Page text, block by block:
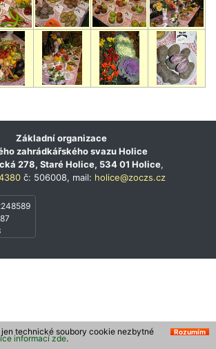
Základní organizace
zahrádkářského svazu Holice
278, Staré Holice, 534 01 Holice,
č: 506008, mail: holice@zoczs.cz
Rozumím
technické soubory cookie nezbytné
informací zde.